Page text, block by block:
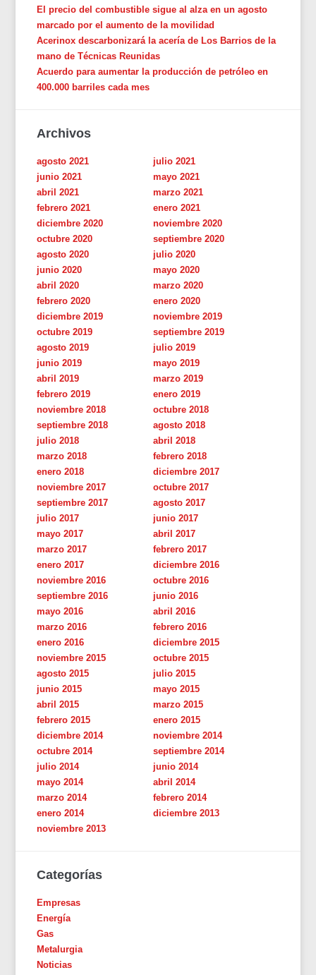
El precio del combustible sigue al alza en un agosto
marcado por el aumento de la movilidad
Acerinox descarbonizará la acería de Los Barrios de la
mano de Técnicas Reunidas
Acuerdo para aumentar la producción de petróleo en
400.000 barriles cada mes
Archivos
agosto 2021
julio 2021
junio 2021
mayo 2021
abril 2021
marzo 2021
febrero 2021
enero 2021
diciembre 2020
noviembre 2020
octubre 2020
septiembre 2020
agosto 2020
julio 2020
junio 2020
mayo 2020
abril 2020
marzo 2020
febrero 2020
enero 2020
diciembre 2019
noviembre 2019
octubre 2019
septiembre 2019
agosto 2019
julio 2019
junio 2019
mayo 2019
abril 2019
marzo 2019
febrero 2019
enero 2019
noviembre 2018
octubre 2018
septiembre 2018
agosto 2018
julio 2018
abril 2018
marzo 2018
febrero 2018
enero 2018
diciembre 2017
noviembre 2017
octubre 2017
septiembre 2017
agosto 2017
julio 2017
junio 2017
mayo 2017
abril 2017
marzo 2017
febrero 2017
enero 2017
diciembre 2016
noviembre 2016
octubre 2016
septiembre 2016
junio 2016
mayo 2016
abril 2016
marzo 2016
febrero 2016
enero 2016
diciembre 2015
noviembre 2015
octubre 2015
agosto 2015
julio 2015
junio 2015
mayo 2015
abril 2015
marzo 2015
febrero 2015
enero 2015
diciembre 2014
noviembre 2014
octubre 2014
septiembre 2014
julio 2014
junio 2014
mayo 2014
abril 2014
marzo 2014
febrero 2014
enero 2014
diciembre 2013
noviembre 2013
Categorías
Empresas
Energía
Gas
Metalurgia
Noticias